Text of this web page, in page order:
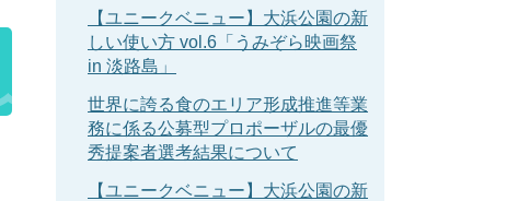
【ユニークベニュー】大浜公園の新
しい使い方 vol.6「うみぞら映画祭
in 淡路島」
世界に誇る食のエリア形成推進等業
務に係る公募型プロポーザルの最優
秀提案者選考結果について
【ユニークベニュー】大浜公園の新